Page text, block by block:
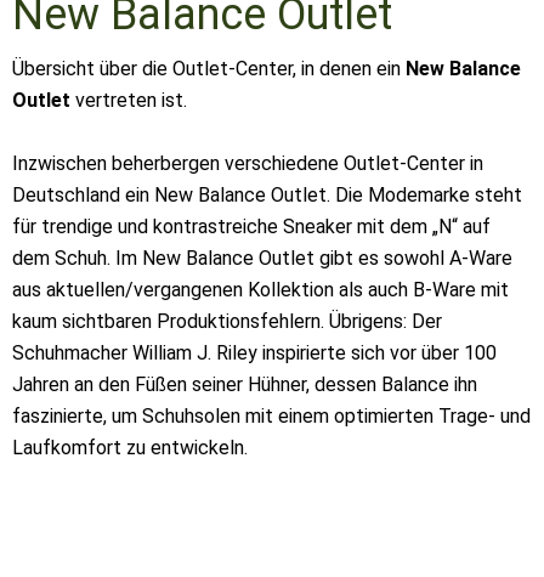
New Balance Outlet
Übersicht über die Outlet-Center, in denen ein New Balance
Outlet vertreten ist.
Inzwischen beherbergen verschiedene Outlet-Center in
Deutschland ein New Balance Outlet. Die Modemarke steht
für trendige und kontrastreiche Sneaker mit dem „N“ auf
dem Schuh. Im New Balance Outlet gibt es sowohl A-Ware
aus aktuellen/vergangenen Kollektion als auch B-Ware mit
kaum sichtbaren Produktionsfehlern. Übrigens: Der
Schuhmacher William J. Riley inspirierte sich vor über 100
Jahren an den Füßen seiner Hühner, dessen Balance ihn
faszinierte, um Schuhsolen mit einem optimierten Trage- und
Laufkomfort zu entwickeln.